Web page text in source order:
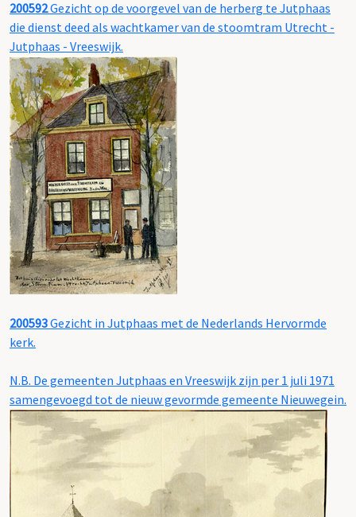
200592Gezicht op de voorgevel van de herberg te Jutphaas
die dienst deed als wachtkamer van de stoomtram Utrecht -
Jutphaas - Vreeswijk.
200593Gezicht in Jutphaas met de Nederlands Hervormde
kerk.
N.B. De gemeenten Jutphaas en Vreeswijk zijn per 1 juli 1971
samengevoegd tot de nieuw gevormde gemeente Nieuwegein.